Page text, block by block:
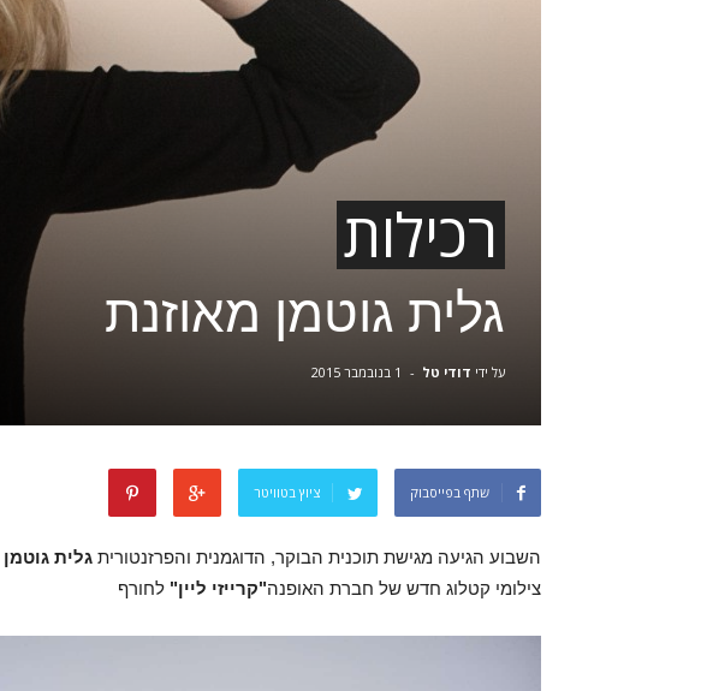
רכילות
גלית גוטמן מאוזנת
על ידי דודי טל - 1 בנובמבר 2015
שתף בפייסבוק ציוץ בטוויטר
השבוע הגיעה מגישת תוכנית הבוקר, הדוגמנית והפרזנטורית גלית גוטמן
צילומי קטלוג חדש של חברת האופנה"קרייזי ליין" לחורף